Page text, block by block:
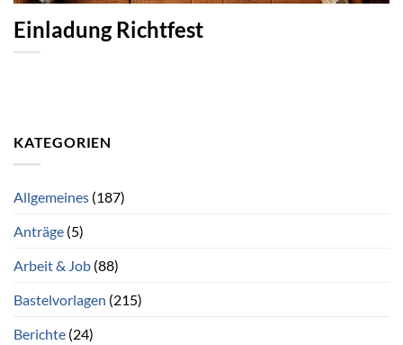
Einladung Richtfest
KATEGORIEN
Allgemeines (187)
Anträge (5)
Arbeit & Job (88)
Bastelvorlagen (215)
Berichte (24)